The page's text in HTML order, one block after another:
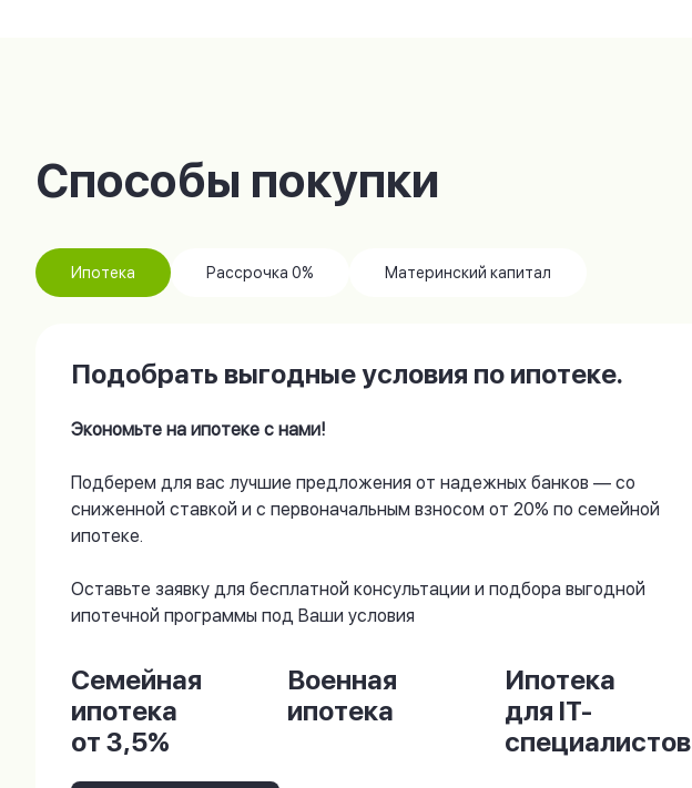
Способы покупки
Ипотека Рассрочка 0% Материнский капитал
Подобрать выгодные условия по ипотеке.
Экономьте на ипотеке с нами!
Подберем для вас лучшие предложения от надежных банков — со
сниженной ставкой и с первоначальным взносом от 20% по семейной
ипотеке.
Оставьте заявку для бесплатной консультации и подбора выгодной
ипотечной программы под Ваши условия
Семейная
ипотека
от 3,5%
Военная
ипотека
Ипотека
для IT-
специалистов